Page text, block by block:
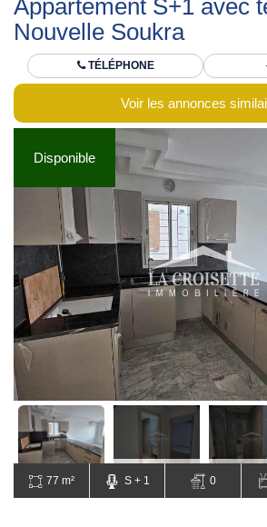
Appartement S+1 avec
Nouvelle Soukra
TÉLÉPHONE
Voir les annonces
Disponible
77 m² S + 1 0